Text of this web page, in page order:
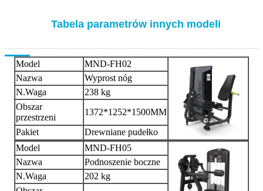
Tabela parametrów innych modeli
Model
MND-FH02
Nazwa
Wyprost nóg
N.Waga
238 kg
Obszar
przestrzeni
1372*1252*1500MM
Pakiet
Drewniane pudełko
Model
MND-FH05
Nazwa
Podnoszenie boczne
N.Waga
202 kg